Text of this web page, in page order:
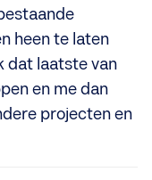
heen te laten
dat laatste van
en me dan
projecten en